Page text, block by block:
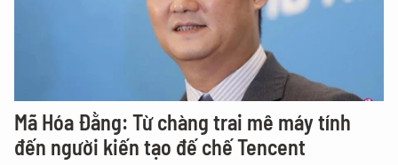
Mã Hóa Đằng: Từ chàng trai mê máy tính
đến người kiến tạo đế chế Tencent